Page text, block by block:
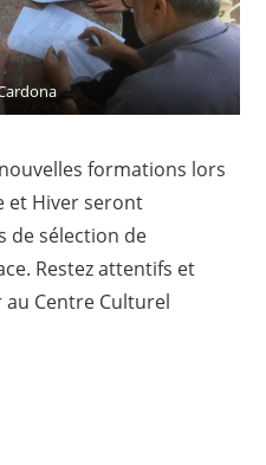
formations lors
et Hiver seront
de sélection de
Restez attentifs et
au Centre Culturel